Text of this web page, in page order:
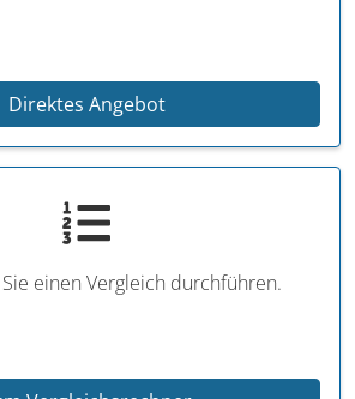
Direktes Angebot
einen Vergleich durchführen.